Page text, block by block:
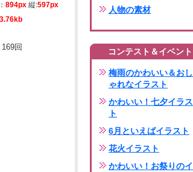
894px 縦:597px
169回
人物の素材
コンテスト＆イベント
梅雨のかわいい＆おし
ゃれなイラスト
かわいい！七夕イラス
ト
6月といえばイラスト
花火イラスト
かわいい！お祭りのイ